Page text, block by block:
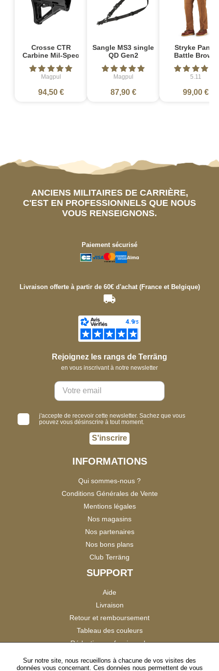
Crosse CTR
Carbine Mil-Spec
Magpul
94,50 €
Sangle MS3 single
QD Gen2
Magpul
87,90 €
Stryke Pant -
Battle Brown
5.11
99,00 €
ANCIENS MILITAIRES DE CARRIÈRE,
C'EST EN PROFESSIONNELS QUE NOUS
VOUS RENSEIGNONS.
Paiement sécurisé
Livraison offerte à partir de 60€ d'achat (France et Belgique)
Rejoignez les rangs de Terräng
en vous inscrivant à notre newsletter
j'accepte de recevoir cette newsletter. Sachez que vous
pouvez vous désinscrire à tout moment.
S'inscrire
INFORMATIONS
Qui sommes-nous ?
Conditions Générales de Vente
Mentions légales
Nos magasins
Nos partenaires
Nos bons plans
Club Terräng
SUPPORT
Aide
Livraison
Retour et remboursement
Tableau des couleurs
Réduction professionnels
Satisfaction Clients
Sur notre site, nous recueillons à chacune de vos visites des
données vous concernant. Ces données nous permettent de vous